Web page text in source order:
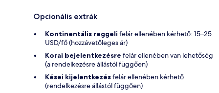
Opcionális extrák
Kontinentális reggeli felár ellenében kérhető: 15–25
USD/fő (hozzávetőleges ár)
Korai bejelentkezésre felár ellenében van lehetőség
(a rendelkezésre állástól függően)
Kései kijelentkezésfelár ellenében kérhető
(rendelkezésre állástól függően)